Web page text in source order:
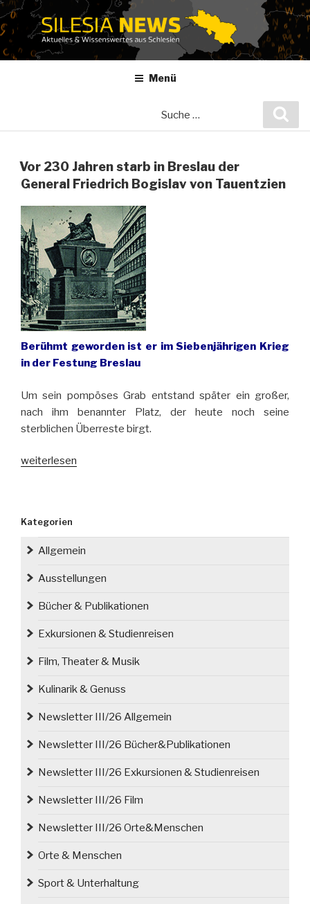
Zum
Inhalt
springen
Menü
Vor 230 Jahren starb in Breslau der
General Friedrich Bogislav von Tauentzien
Berühmt geworden ist er im Siebenjährigen Krieg
in der Festung Breslau
Um sein pompöses Grab entstand später ein großer,
nach ihm benannter Platz, der heute noch seine
sterblichen Überreste birgt.
„Vor
in
Breslau
General
Bogislav
von
weiterlesen
Kategorien
Allgemein
Ausstellungen
Bücher & Publikationen
Exkursionen & Studienreisen
Film, Theater & Musik
Kulinarik & Genuss
Newsletter III/26 Allgemein
Newsletter III/26 Bücher&Publikationen
Newsletter III/26 Exkursionen & Studienreisen
Newsletter III/26 Film
Newsletter III/26 Orte&Menschen
Orte & Menschen
Sport & Unterhaltung